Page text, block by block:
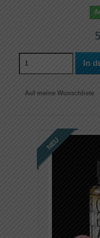
In
Auf meine Wunschliste
NEU